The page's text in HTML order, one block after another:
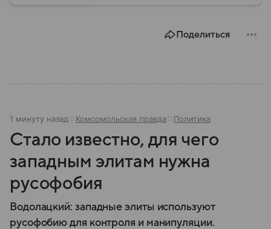
Поделиться
1 минуту назад Комсомольская правда Политика
Стало известно, для чего
западным элитам нужна
русофобия
Водолацкий: западные элиты используют
русофобию для контроля и манипуляции.